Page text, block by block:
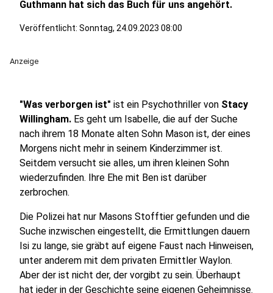
Guthmann hat sich das Buch für uns angehört.
Veröffentlicht: Sonntag, 24.09.2023 08:00
Anzeige
"Was verborgen ist" ist ein Psychothriller von Stacy
Willingham. Es geht um Isabelle, die auf der Suche
nach ihrem 18 Monate alten Sohn Mason ist, der eines
Morgens nicht mehr in seinem Kinderzimmer ist.
Seitdem versucht sie alles, um ihren kleinen Sohn
wiederzufinden. Ihre Ehe mit Ben ist darüber
zerbrochen.
Die Polizei hat nur Masons Stofftier gefunden und die
Suche inzwischen eingestellt, die Ermittlungen dauern
Isi zu lange, sie gräbt auf eigene Faust nach Hinweisen,
unter anderem mit dem privaten Ermittler Waylon.
Aber der ist nicht der, der vorgibt zu sein. Überhaupt
hat jeder in der Geschichte seine eigenen Geheimnisse.